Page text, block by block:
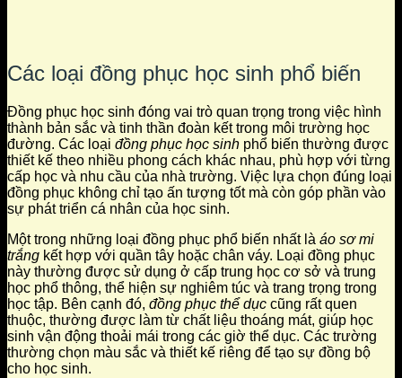
Các loại đồng phục học sinh phổ biến
Đồng phục học sinh đóng vai trò quan trọng trong việc hình
thành bản sắc và tinh thần đoàn kết trong môi trường học
đường. Các loại đồng phục học sinh phổ biến thường được
thiết kế theo nhiều phong cách khác nhau, phù hợp với từng
cấp học và nhu cầu của nhà trường. Việc lựa chọn đúng loại
đồng phục không chỉ tạo ấn tượng tốt mà còn góp phần vào
sự phát triển cá nhân của học sinh.
Một trong những loại đồng phục phổ biến nhất là áo sơ mi
trắng kết hợp với quần tây hoặc chân váy. Loại đồng phục
này thường được sử dụng ở cấp trung học cơ sở và trung
học phổ thông, thể hiện sự nghiêm túc và trang trọng trong
học tập. Bên cạnh đó, đồng phục thể dục cũng rất quen
thuộc, thường được làm từ chất liệu thoáng mát, giúp học
sinh vận động thoải mái trong các giờ thể dục. Các trường
thường chọn màu sắc và thiết kế riêng để tạo sự đồng bộ
cho học sinh.